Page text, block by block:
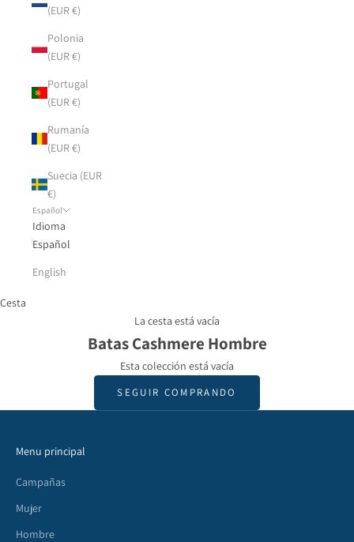
(EUR €)
Polonia
(EUR €)
Portugal
(EUR €)
Rumanía
(EUR €)
Suecia (EUR
€)
Español
Idioma
Español
English
Cesta
La cesta está vacía
Batas Cashmere Hombre
Esta colección está vacía
SEGUIR COMPRANDO
Menu principal
Campañas
Mujer
Hombre